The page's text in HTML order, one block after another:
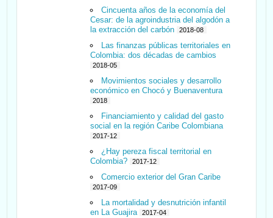
Cincuenta años de la economía del
Cesar: de la agroindustria del algodón a
la extracción del carbón
2018-08
Las finanzas públicas territoriales en
Colombia: dos décadas de cambios
2018-05
Movimientos sociales y desarrollo
económico en Chocó y Buenaventura
2018
Financiamiento y calidad del gasto
social en la región Caribe Colombiana
2017-12
¿Hay pereza fiscal territorial en
Colombia?
2017-12
Comercio exterior del Gran Caribe
2017-09
La mortalidad y desnutrición infantil
en La Guajira
2017-04